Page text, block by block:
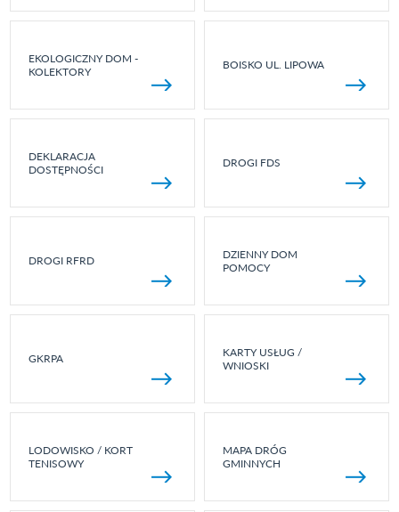
EKOLOGICZNY DOM -
KOLEKTORY
BOISKO UL. LIPOWA
DEKLARACJA
DOSTĘPNOŚCI
DROGI FDS
DROGI RFRD
DZIENNY DOM
POMOCY
GKRPA
KARTY USŁUG /
WNIOSKI
LODOWISKO / KORT
TENISOWY
MAPA DRÓG
GMINNYCH